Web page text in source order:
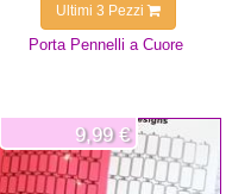
Porta Pennelli a Cuore
Ultimi 3 Pezzi
9,99 €